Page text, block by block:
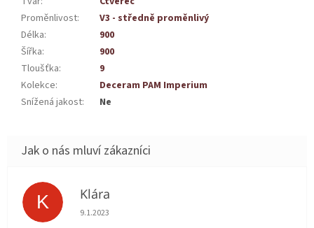
Proměnlivost:
V3 - středně proměnlivý
Délka:
900
Šířka:
900
Tloušťka:
9
Kolekce:
Deceram PAM Imperium
Snížená jakost: Ne
K Klára
Hodnocení obchodu je 5 z 5 hvězdiček.
9.1.2023